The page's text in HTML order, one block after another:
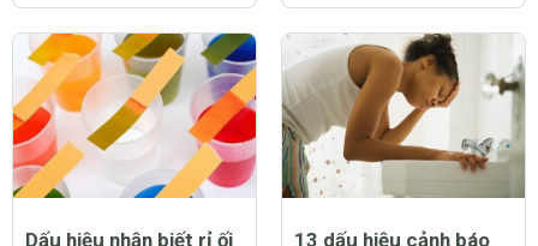
Dấu hiệu nhận biết rỉ ối 13 dấu hiệu cảnh báo